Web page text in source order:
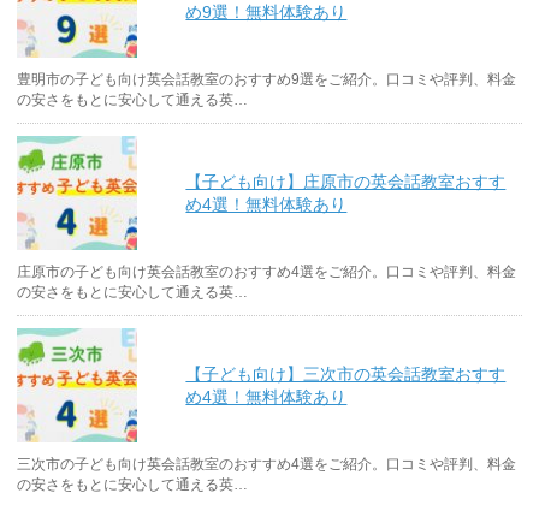
め9選！無料体験あり
豊明市の子ども向け英会話教室のおすすめ9選をご紹介。口コミや評判、料金
の安さをもとに安心して通える英…
【子ども向け】庄原市の英会話教室おすす
め4選！無料体験あり
庄原市の子ども向け英会話教室のおすすめ4選をご紹介。口コミや評判、料金
の安さをもとに安心して通える英…
【子ども向け】三次市の英会話教室おすす
め4選！無料体験あり
三次市の子ども向け英会話教室のおすすめ4選をご紹介。口コミや評判、料金
の安さをもとに安心して通える英…